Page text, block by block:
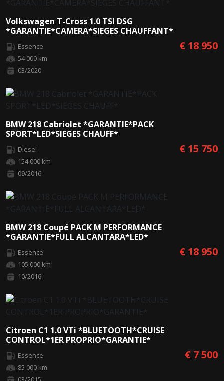
Volkswagen T-Cross 1.0 TSI DSG
*GARANTIE*CAMERA*SIEGES CHAUFFANT*
Essence
54 000 km
03/2020
€ 18 950
BMW 218 Cabriolet *GARANTIE*PACK
SPORT*LED*SIEGES CHAUFF*
Diesel
154 000 km
09/2016
€ 15 750
BMW 218 Coupé PACK M PERFORMANCE
*GARANTIE*FULL ALCANTARA*LED*
Essence
105 000 km
10/2016
€ 18 950
Citroen C1 1.0 VTi *BLUETOOTH*CRUISE
CONTROL*1ER PROPRIO*GARANTIE*
Essence
85 000 km
€ 7 500